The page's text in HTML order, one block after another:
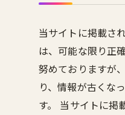
当サイトに掲載さ
は、可能な限り正
努めておりますが
り、情報が古くな
す。 当サイトに掲